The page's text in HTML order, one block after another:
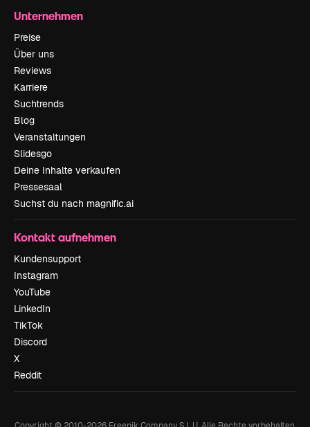
Unternehmen
Preise
Über uns
Reviews
Karriere
Suchtrends
Blog
Veranstaltungen
Slidesgo
Deine Inhalte verkaufen
Pressesaal
Suchst du nach magnific.ai
Kontakt aufnehmen
Kundensupport
Instagram
YouTube
LinkedIn
TikTok
Discord
X
Reddit